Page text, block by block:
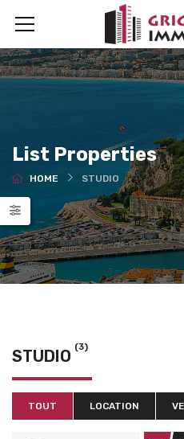
List Properties
HOME STUDIO
STUDIO (3)
TOUT LOCATION